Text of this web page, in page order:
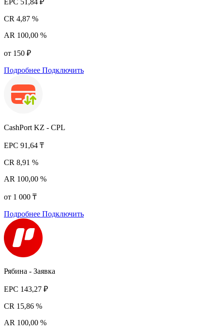
EPC 51,84 ₽
CR 4,87 %
AR 100,00 %
от 150 ₽
Подробнее Подключить
CashPort KZ - CPL
EPC 91,64 ₸
CR 8,91 %
AR 100,00 %
от 1 000 ₸
Подробнее Подключить
Рябина - Заявка
EPC 143,27 ₽
CR 15,86 %
AR 100,00 %